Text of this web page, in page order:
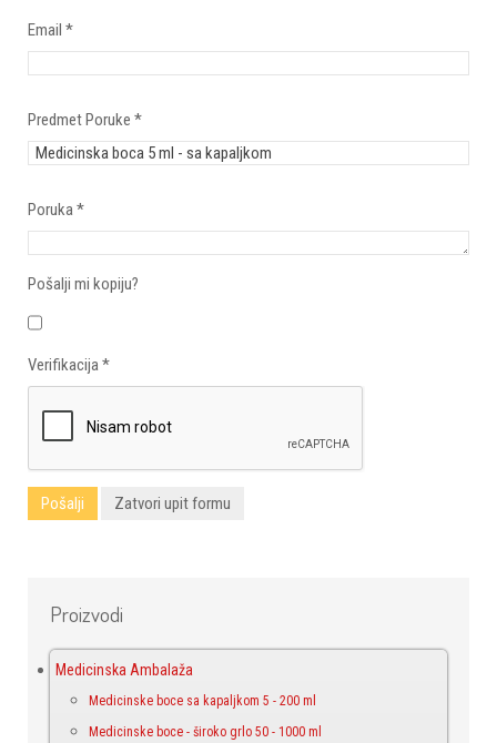
Email *
Predmet Poruke *
Poruka *
Pošalji mi kopiju?
Verifikacija *
Pošalji Zatvori upit formu
Proizvodi
Medicinska Ambalaža
Medicinske boce sa kapaljkom 5 - 200 ml
Medicinske boce - široko grlo 50 - 1000 ml